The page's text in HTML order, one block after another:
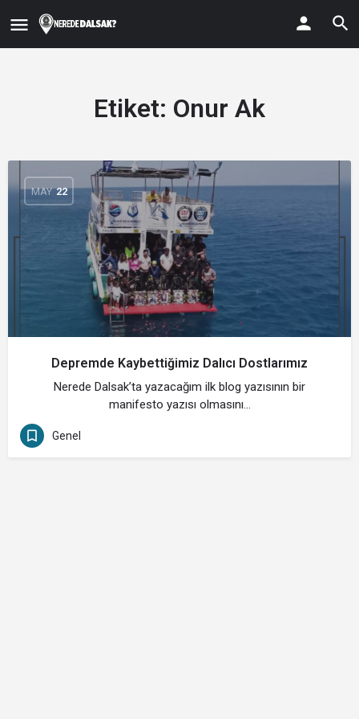
Etiket: Onur Ak
MAY 22
Depremde Kaybettiğimiz Dalıcı Dostlarımız
Nerede Dalsak’ta yazacağım ilk blog yazısının bir
manifesto yazısı olmasını…
Genel